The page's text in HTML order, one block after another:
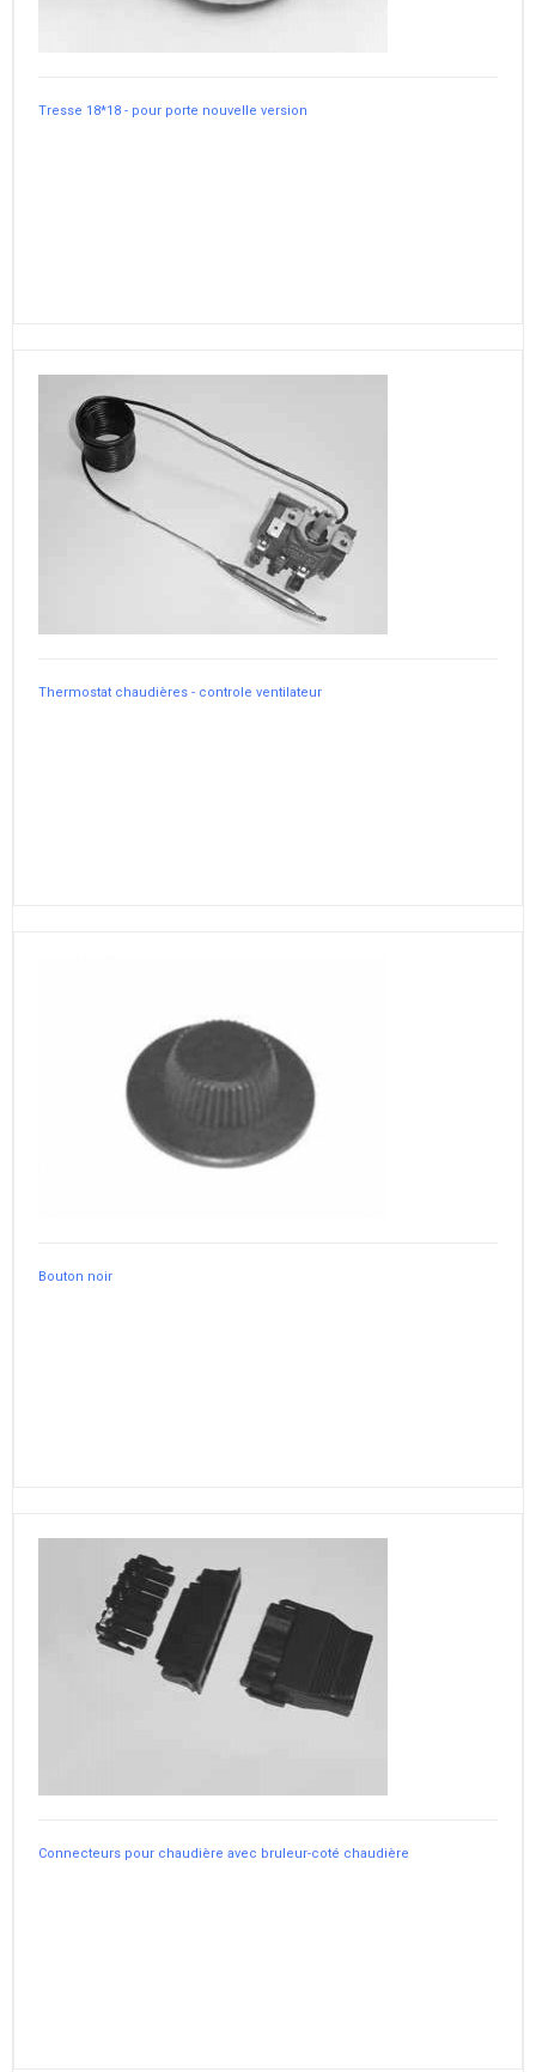
Tresse 18*18 - pour porte nouvelle version
Thermostat chaudières - controle ventilateur
Bouton noir
Connecteurs pour chaudière avec bruleur-coté chaudière